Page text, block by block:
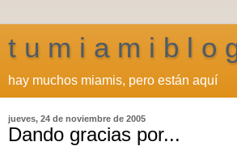
t u m i a m i b l o
hay muchos miamis, pero están aquí
jueves, 24 de noviembre de 2005
Dando gracias por...